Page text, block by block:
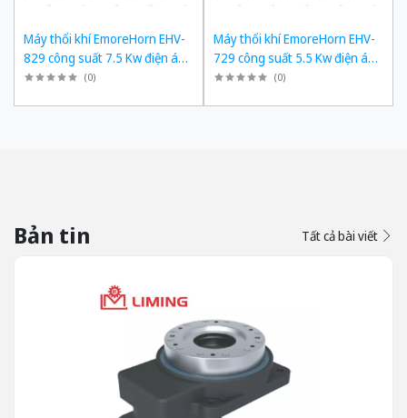
Máy thổi khí EmoreHorn EHV-
829 công suất 7.5 Kw điện áp
3pha 380VAC, 50Hz
(0)
Máy thổi khí EmoreHorn EHV-
729 công suất 5.5 Kw điện áp
3pha 380VAC, 50Hz
(0)
Bản tin Tất cả bài viết